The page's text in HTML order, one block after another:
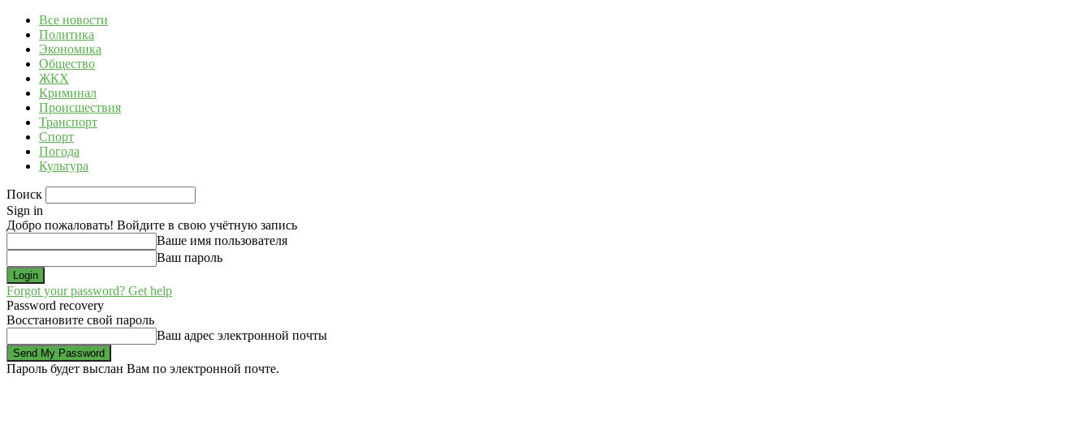
Все новости
Политика
Экономика
Общество
ЖКХ
Криминал
Происшествия
Транспорт
Спорт
Погода
Культура
Поиск
Sign in
Добро пожаловать! Войдите в свою учётную запись
Ваше имя пользователя
Ваш пароль
Forgot your password? Get help
Password recovery
Восстановите свой пароль
Ваш адрес электронной почты
Пароль будет выслан Вам по электронной почте.